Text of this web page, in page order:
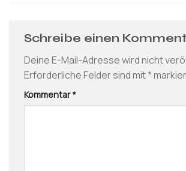
Schreibe einen
Deine E-Mail-Adresse wird nicht
Erforderliche Felder sind mit*
Kommentar*